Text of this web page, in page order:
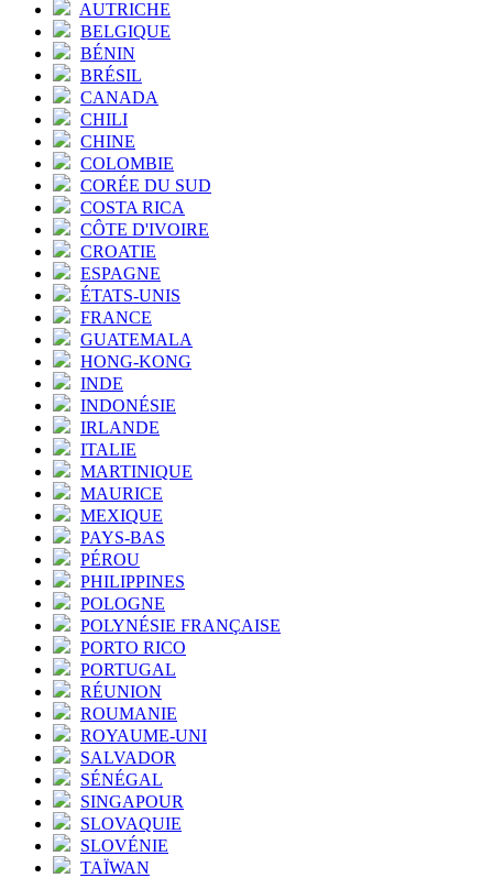
AUTRICHE
BELGIQUE
BÉNIN
BRÉSIL
CANADA
CHILI
CHINE
COLOMBIE
CORÉE DU SUD
COSTA RICA
CÔTE D'IVOIRE
CROATIE
ESPAGNE
ÉTATS-UNIS
FRANCE
GUATEMALA
HONG-KONG
INDE
INDONÉSIE
IRLANDE
ITALIE
MARTINIQUE
MAURICE
MEXIQUE
PAYS-BAS
PÉROU
PHILIPPINES
POLOGNE
POLYNÉSIE FRANÇAISE
PORTO RICO
PORTUGAL
RÉUNION
ROUMANIE
ROYAUME-UNI
SALVADOR
SÉNÉGAL
SINGAPOUR
SLOVAQUIE
SLOVÉNIE
TAÏWAN